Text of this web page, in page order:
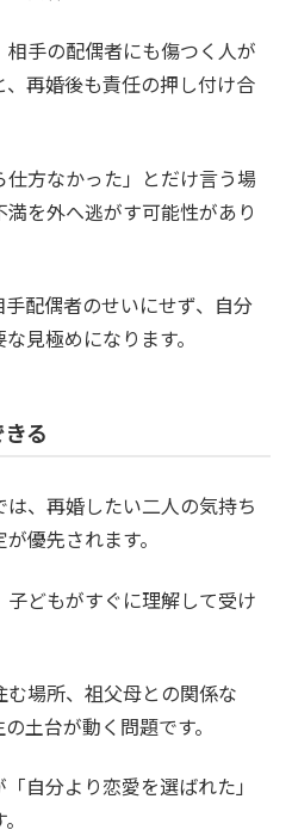
手の配偶者にも傷つく人が
再婚後も責任の押し付け合
方なかった」とだけ言う場
を外へ逃がす可能性があり
配偶者のせいにせず、自分
見極めになります。
る
、再婚したい二人の気持ち
優先されます。
どもがすぐに理解して受け
場所、祖父母との関係な
土台が動く問題です。
自分より恋愛を選ばれた」